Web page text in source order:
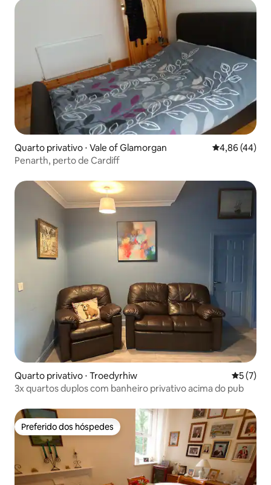
Quarto privativo ⋅ Vale of Glamorgan 4,86 de uma
4,86 (44)
Penarth, perto de Cardiff
Quarto privativo ⋅ Troedyrhiw 5 de
5 (7)
3x quartos duplos com banheiro privativo acima do pub
Preferido dos hóspedes
Preferido dos hóspedes